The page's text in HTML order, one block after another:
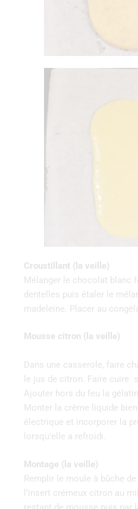
Croustillant (la veille)
Mélanger le chocolat blanc
dentelles puis étaler le
madeleine. Placer au
Mousse citron (la veille)
Dans une casserole, faire
le jus de citron. Faire cuire
Ajouter hors du feu la
Monter la crème liquide
électrique et incorporer la
lorsqu’elle a refroidi.
Montage (la veille)
Remplir le moule à bûche
l’insert crémeux citron au